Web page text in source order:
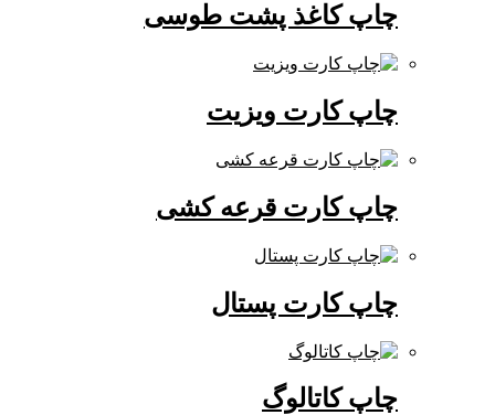
چاپ کاغذ پشت طوسی
چاپ کارت ویزیت
چاپ کارت قرعه کشی
چاپ کارت پستال
چاپ کاتالوگ